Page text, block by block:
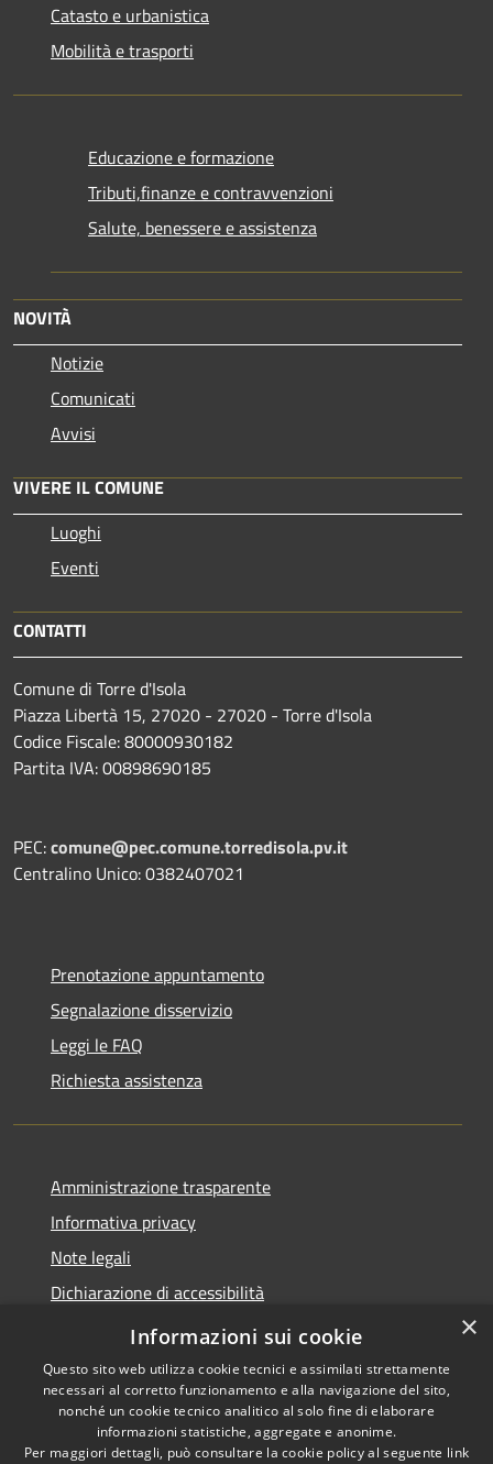
Catasto e urbanistica
Mobilità e trasporti
Educazione e formazione
Tributi,finanze e contravvenzioni
Salute, benessere e assistenza
NOVITÀ
Notizie
Comunicati
Avvisi
VIVERE IL COMUNE
Luoghi
Eventi
CONTATTI
Comune di Torre d'Isola
Piazza Libertà 15, 27020 - 27020 - Torre d'Isola
Codice Fiscale: 80000930182
Partita IVA: 00898690185
PEC:comune@pec.comune.torredisola.pv.it
Centralino Unico: 0382407021
Prenotazione appuntamento
Segnalazione disservizio
Leggi le FAQ
Richiesta assistenza
Amministrazione trasparente
Informativa privacy
Note legali
Dichiarazione di accessibilità
Whistleblowing-segnalazione illeciti
Copyright © 2026 • Comune di
×
Informazioni sui cookie
Questo sito web utilizza cookie tecnici e assimilati strettamente
necessari al corretto funzionamento e alla navigazione del sito,
nonché un cookie tecnico analitico al solo fine di elaborare
informazioni statistiche, aggregate e anonime.
Per maggiori dettagli, può consultare la cookie policy al seguente link